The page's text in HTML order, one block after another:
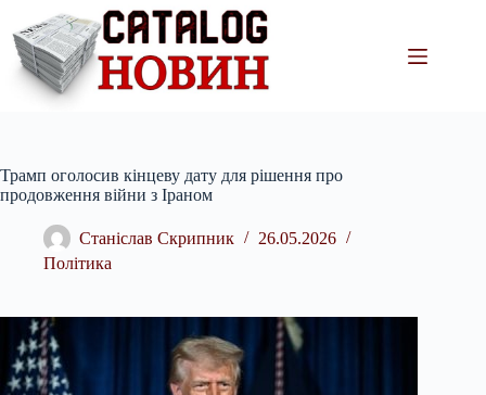
вмісту
Трамп оголосив кінцеву дату для рішення про
продовження війни з Іраном
Станіслав Скрипник
26.05.2026
Політика